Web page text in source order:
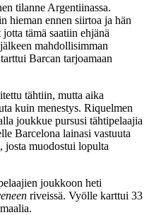
tilanne Argentiinassa.
hieman ennen siirtoa ja hän
tämä saatiin ehjänä
mahdollisimman
Barcan tarjoamaan
tähtiin, mutta aika
kuin menestys. Riquelmen
joukkue pursusi tähtipelaajia
Barcelona lainasi vastuuta
josta muodostui lopulta
joukkoon heti
riveissä. Vyölle karttui 33